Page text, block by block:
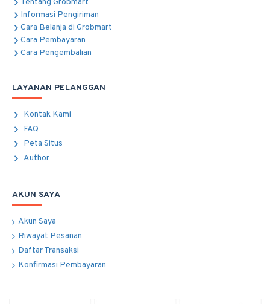
Tentang Grobmart
Informasi Pengiriman
Cara Belanja di Grobmart
Cara Pembayaran
Cara Pengembalian
LAYANAN PELANGGAN
Kontak Kami
FAQ
Peta Situs
Author
AKUN SAYA
Akun Saya
Riwayat Pesanan
Daftar Transaksi
Konfirmasi Pembayaran